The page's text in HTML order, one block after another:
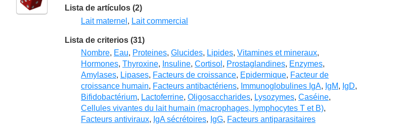
Lista de artículos (2)
Lait maternel , Lait commercial
Lista de criterios (31)
Nombre, Eau, Proteines, Glucides, Lipides, Vitamines et mineraux,
Hormones, Thyroxine, Insuline, Cortisol , Prostaglandines, Enzymes,
Amylases, Lipases, Facteurs de croissance, Epidermique, Facteur de
croissance humain, Facteurs antibactériens, Immunoglobulines IgA, IgM, IgD,
Bifidobactérium, Lactoferrine, Oligosaccharides, Lysozymes, Caséine,
Cellules vivantes du lait humain (macrophages, lymphocytes T et B),
Facteurs antiviraux, IgA sécrétoires, IgG, Facteurs antiparasitaires